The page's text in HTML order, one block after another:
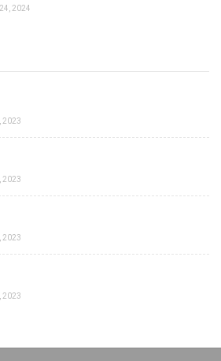
2024
2023
2023
2023
2023